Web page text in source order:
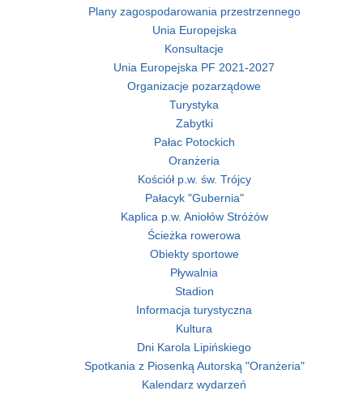
Plany zagospodarowania przestrzennego
Unia Europejska
Konsultacje
Unia Europejska PF 2021-2027
Organizacje pozarządowe
Turystyka
Zabytki
Pałac Potockich
Oranżeria
Kościół p.w. św. Trójcy
Pałacyk "Gubernia"
Kaplica p.w. Aniołów Stróżów
Ścieżka rowerowa
Obiekty sportowe
Pływalnia
Stadion
Informacja turystyczna
Kultura
Dni Karola Lipińskiego
Spotkania z Piosenką Autorską "Oranżeria"
Kalendarz wydarzeń